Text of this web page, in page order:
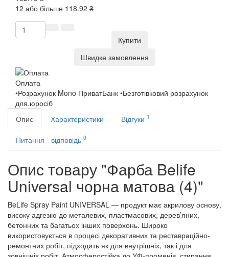
12 або більше 118.92 ₴
Купити
Швидке замовлення
Оплата
•Розрахунок Mono ПриватБанк •Безготівковий розрахунок
для.юросіб
Опис
Характеристики Відгуки 1
Питання - відповідь 0
Опис товару "Фарба Belife
Universal чорна матова (4)"
BeLife Spray Paint UNIVERSAL — продукт має акрилову основу,
високу адгезію до металевих, пластмасових, дерев’яних,
бетонних та багатьох інших поверхонь. Широко
використовується в процесі декоративних та реставраційно-
ремонтних робіт, підходить як для внутрішніх, так і для